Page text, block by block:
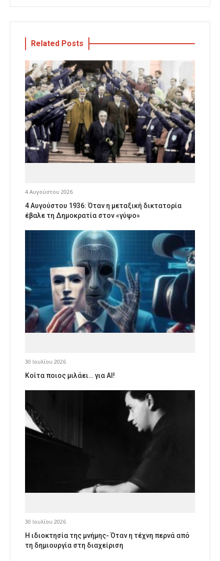
Related Posts
4 Αυγούστου 2026
4 Αυγούστου 1936: Όταν η μεταξική δικτατορία
έβαλε τη Δημοκρατία στον «γύψο»
30 Ιουλίου 2026
Κοίτα ποιος μιλάει… για AI!
30 Ιουλίου 2026
Η ιδιοκτησία της μνήμης- Όταν η τέχνη περνά από
τη δημιουργία στη διαχείριση